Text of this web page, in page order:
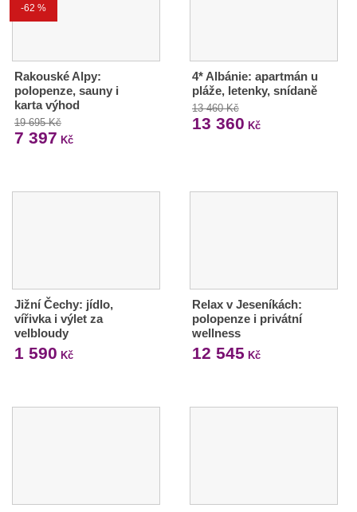
-62 %
Rakouské Alpy:
polopenze, sauny i
karta výhod
19 695 Kč
7 397 Kč
4* Albánie: apartmán u
pláže, letenky, snídaně
13 460 Kč
13 360 Kč
Jižní Čechy: jídlo,
vířivka i výlet za
velbloudy
1 590 Kč
Relax v Jeseníkách:
polopenze i privátní
wellness
12 545 Kč